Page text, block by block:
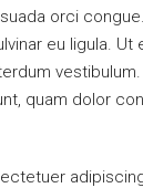
orci
eu ligula.
quam dolor